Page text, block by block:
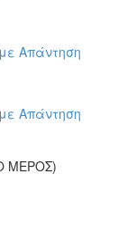
Απάντηση
Απάντηση
ΜΕΡΟΣ)